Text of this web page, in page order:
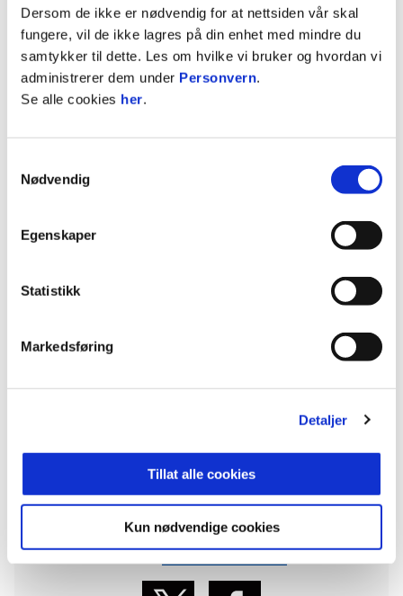
Dersom de ikke er nødvendig for at nettsiden vår skal
fungere, vil de ikke lagres på din enhet med mindre du
samtykker til dette. Les om hvilke vi bruker og hvordan vi
administrerer dem under Personvern.
Se alle cookies her.
Nødvendig
Egenskaper
Statistikk
Markedsføring
Detaljer
Tillat alle cookies
Kun nødvendige cookies
Det er en liten strekk i baklåret som har holdt
angrepsspilleren ute av spill de siste kampene,
men han er optimist og ser fram imot en
spennende kamp mot Kristiansund.
kamp. Men vi er i form, vi har trent bra og dette er
– Selv om vi tapte mot de tidligere i år er ikke det
og da må vi ta mange poeng – spesielt hjemme. Så
20.00.Kjøp billetter nå!
ANNONSE FRA ELITESERIEN:
Skrevet av: Frank Ove Hansen